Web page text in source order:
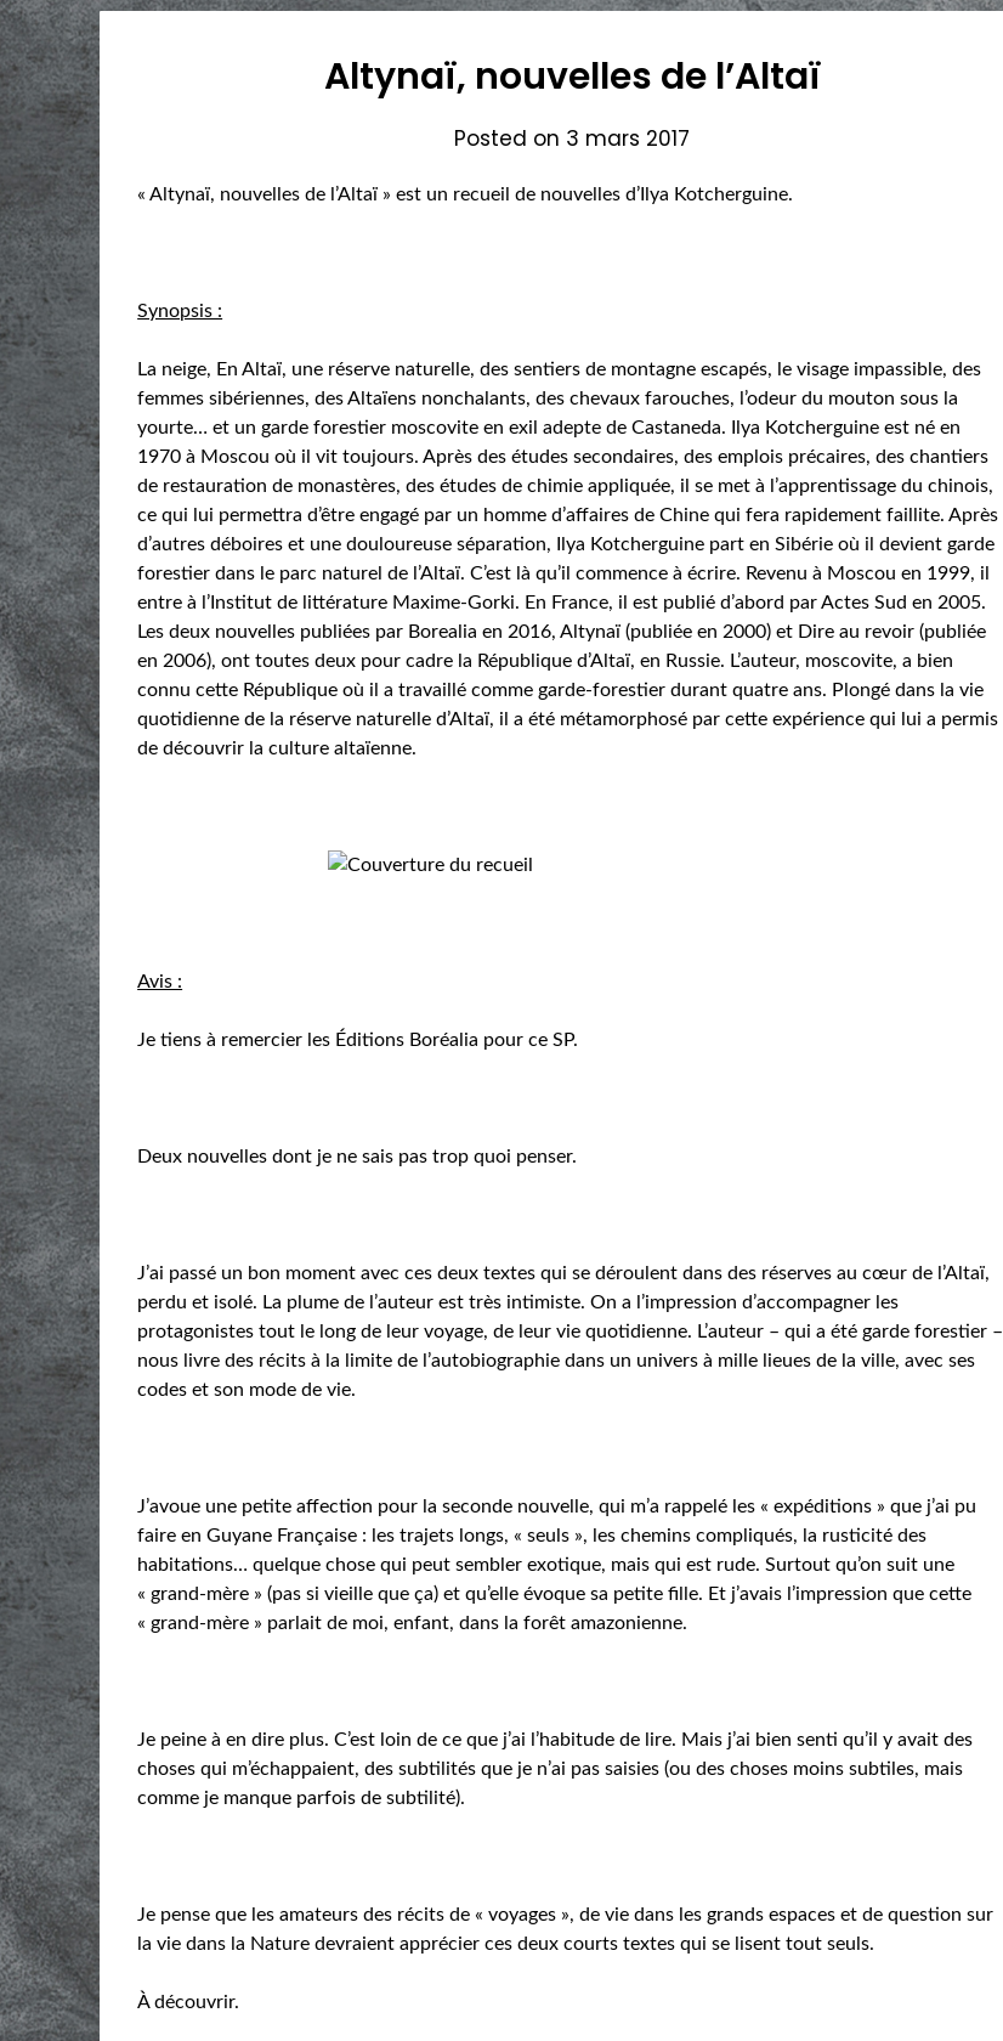
Altynaï, nouvelles de l’Altaï
Posted on 3 mars 2017
« Altynaï, nouvelles de l’Altaï » est un recueil de nouvelles d’Ilya Kotcherguine.
Synopsis :
La neige, En Altaï, une réserve naturelle, des sentiers de montagne escapés, le visage impassible, des
femmes sibériennes, des Altaïens nonchalants, des chevaux farouches, l’odeur du mouton sous la
yourte… et un garde forestier moscovite en exil adepte de Castaneda. Ilya Kotcherguine est né en
1970 à Moscou où il vit toujours. Après des études secondaires, des emplois précaires, des chantiers
de restauration de monastères, des études de chimie appliquée, il se met à l’apprentissage du chinois,
ce qui lui permettra d’être engagé par un homme d’affaires de Chine qui fera rapidement faillite. Après
d’autres déboires et une douloureuse séparation, Ilya Kotcherguine part en Sibérie où il devient garde
forestier dans le parc naturel de l’Altaï. C’est là qu’il commence à écrire. Revenu à Moscou en 1999, il
entre à l’Institut de littérature Maxime-Gorki. En France, il est publié d’abord par Actes Sud en 2005.
Les deux nouvelles publiées par Borealia en 2016, Altynaï (publiée en 2000) et Dire au revoir (publiée
en 2006), ont toutes deux pour cadre la République d’Altaï, en Russie. L’auteur, moscovite, a bien
connu cette République où il a travaillé comme garde-forestier durant quatre ans. Plongé dans la vie
quotidienne de la réserve naturelle d’Altaï, il a été métamorphosé par cette expérience qui lui a permis
de découvrir la culture altaïenne.
Avis :
Je tiens à remercier les Éditions Boréalia pour ce SP.
Deux nouvelles dont je ne sais pas trop quoi penser.
J’ai passé un bon moment avec ces deux textes qui se déroulent dans des réserves au cœur de l’Altaï,
perdu et isolé. La plume de l’auteur est très intimiste. On a l’impression d’accompagner les
protagonistes tout le long de leur voyage, de leur vie quotidienne. L’auteur – qui a été garde forestier –
nous livre des récits à la limite de l’autobiographie dans un univers à mille lieues de la ville, avec ses
codes et son mode de vie.
J’avoue une petite affection pour la seconde nouvelle, qui m’a rappelé les « expéditions » que j’ai pu
faire en Guyane Française : les trajets longs, « seuls », les chemins compliqués, la rusticité des
habitations… quelque chose qui peut sembler exotique, mais qui est rude. Surtout qu’on suit une
« grand-mère » (pas si vieille que ça) et qu’elle évoque sa petite fille. Et j’avais l’impression que cette
« grand-mère » parlait de moi, enfant, dans la forêt amazonienne.
Je peine à en dire plus. C’est loin de ce que j’ai l’habitude de lire. Mais j’ai bien senti qu’il y avait des
choses qui m’échappaient, des subtilités que je n’ai pas saisies (ou des choses moins subtiles, mais
comme je manque parfois de subtilité).
Je pense que les amateurs des récits de « voyages », de vie dans les grands espaces et de question sur
la vie dans la Nature devraient apprécier ces deux courts textes qui se lisent tout seuls.
À découvrir.